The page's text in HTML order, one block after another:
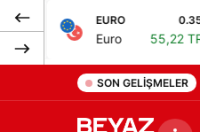
EURO 0.35%
55,22 TRY
SON GELIŞMELER